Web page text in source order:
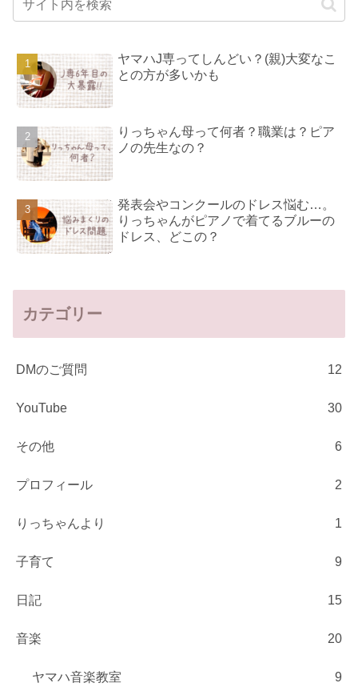
ヤマハJ専ってしんどい？(親)大変なこ
との方が多いかも
りっちゃん母って何者？職業は？ピア
ノの先生なの？
発表会やコンクールのドレス悩む…。
りっちゃんがピアノで着てるブルーの
ドレス、どこの？
カテゴリー
DMのご質問 12
YouTube 30
その他 6
プロフィール 2
りっちゃんより 1
子育て 9
日記 15
音楽 20
ヤマハ音楽教室 9